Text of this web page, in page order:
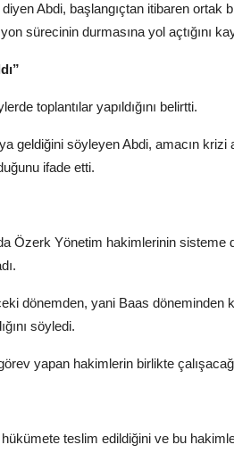
Abdi, başlangıçtan itibaren ortak
sürecinin durmasına yol açtığını
toplantılar yapıldığını belirtti.
geldiğini söyleyen Abdi, amacın
ifade etti.
Özerk Yönetim hakimlerinin sisteme
dönemden, yani Baas döneminden
söyledi.
yapan hakimlerin birlikte
teslim edildiğini ve bu